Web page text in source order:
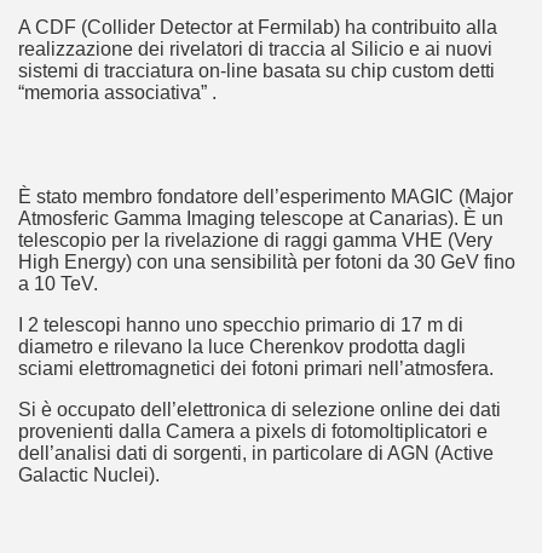
A CDF (Collider Detector at Fermilab) ha contribuito alla
realizzazione dei rivelatori di traccia al Silicio e ai nuovi
sistemi di tracciatura on-line basata su chip custom detti
“memoria associativa” .
È stato membro fondatore dell’esperimento MAGIC (Major
Atmosferic Gamma Imaging telescope at Canarias). È un
telescopio per la rivelazione di raggi gamma VHE (Very
High Energy) con una sensibilità per fotoni da 30 GeV fino
a 10 TeV.
I 2 telescopi hanno uno specchio primario di 17 m di
diametro e rilevano la luce Cherenkov prodotta dagli
sciami elettromagnetici dei fotoni primari nell’atmosfera.
Si è occupato dell’elettronica di selezione online dei dati
provenienti dalla Camera a pixels di fotomoltiplicatori e
dell’analisi dati di sorgenti, in particolare di AGN (Active
Galactic Nuclei).